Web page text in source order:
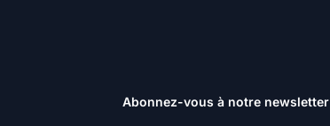
Abonnez-vous à notre newsletter